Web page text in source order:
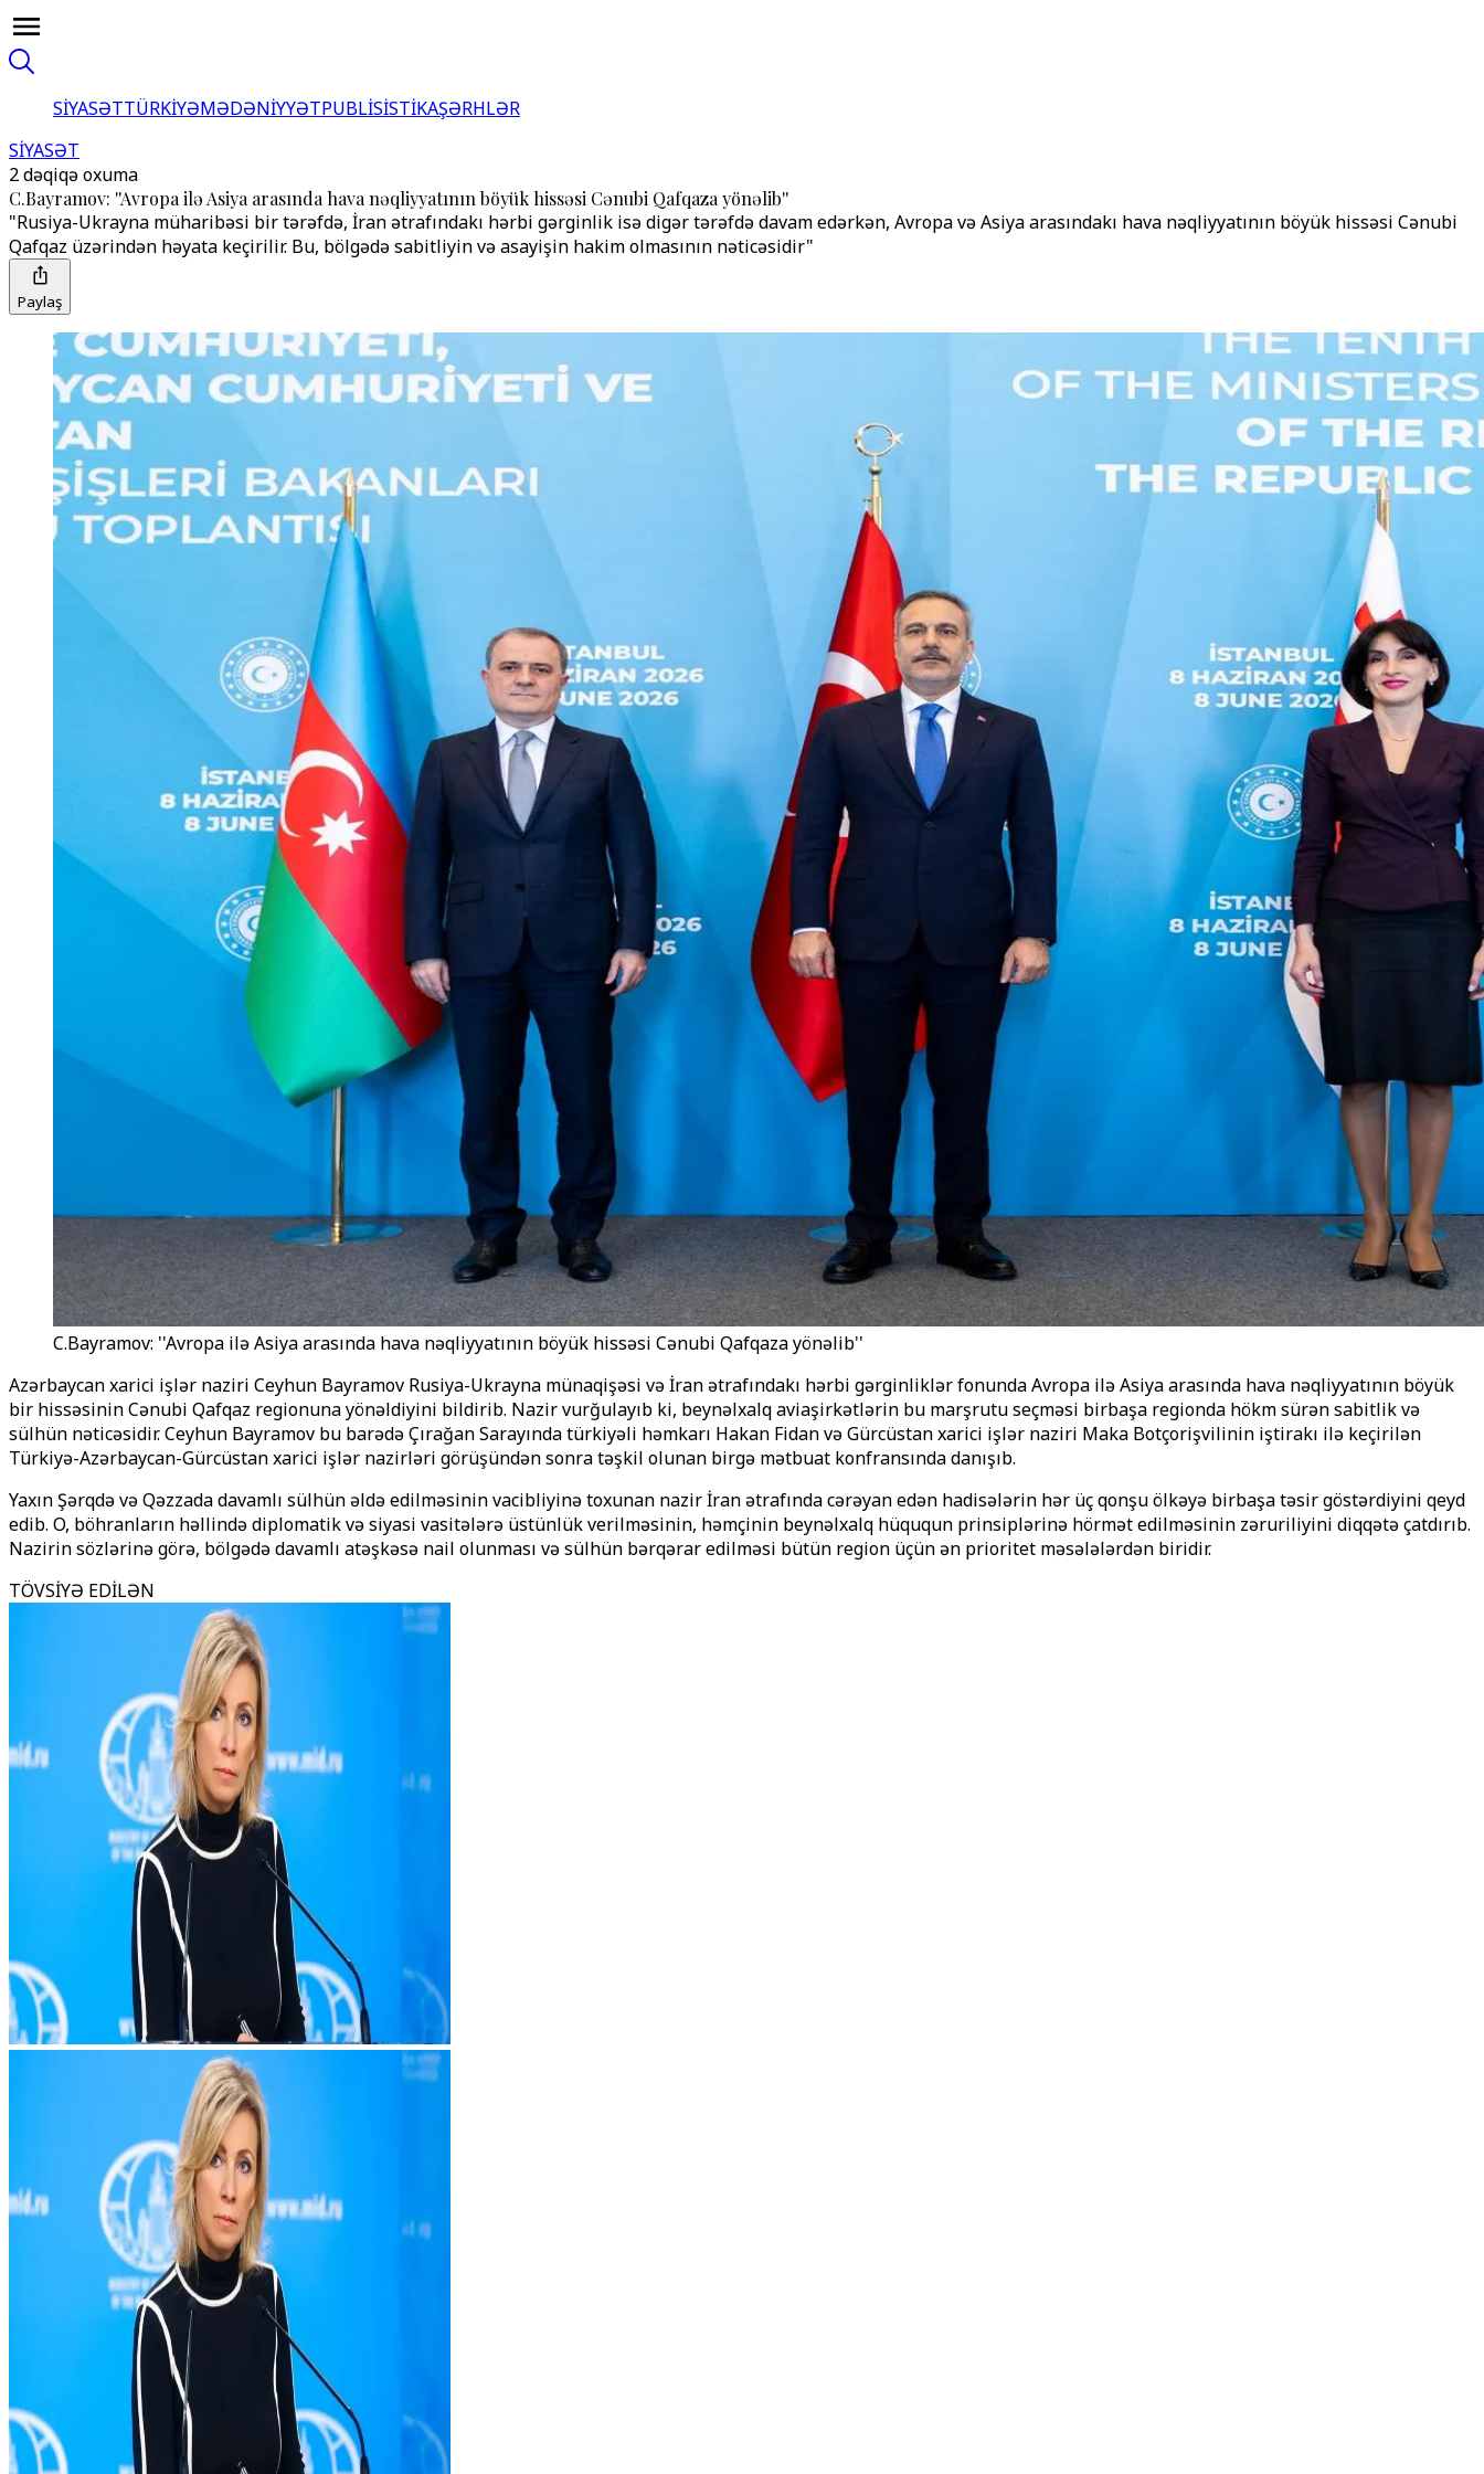
SİYASƏTTÜRKİYƏMƏDƏNİYYƏTPUBLİSİSTİKAŞƏRHLƏR
SİYASƏT
2 dəqiqə oxuma
C.Bayramov: ''Avropa ilə Asiya arasında hava nəqliyyatının böyük hissəsi Cənubi Qafqaza yönəlib''
"Rusiya-Ukrayna müharibəsi bir tərəfdə, İran ətrafındakı hərbi gərginlik isə digər tərəfdə davam edərkən, Avropa və Asiya arasındakı hava nəqliyyatının böyük hissəsi Cənubi
Qafqaz üzərindən həyata keçirilir. Bu, bölgədə sabitliyin və asayişin hakim olmasının nəticəsidir"
Paylaş
C.Bayramov: ''Avropa ilə Asiya arasında hava nəqliyyatının böyük hissəsi Cənubi Qafqaza yönəlib''
Azərbaycan xarici işlər naziri Ceyhun Bayramov Rusiya-Ukrayna münaqişəsi və İran ətrafındakı hərbi gərginliklər fonunda Avropa ilə Asiya arasında hava nəqliyyatının böyük
bir hissəsinin Cənubi Qafqaz regionuna yönəldiyini bildirib. Nazir vurğulayıb ki, beynəlxalq aviaşirkətlərin bu marşrutu seçməsi birbaşa regionda hökm sürən sabitlik və
sülhün nəticəsidir. Ceyhun Bayramov bu barədə Çırağan Sarayında türkiyəli həmkarı Hakan Fidan və Gürcüstan xarici işlər naziri Maka Botçorişvilinin iştirakı ilə keçirilən
Türkiyə-Azərbaycan-Gürcüstan xarici işlər nazirləri görüşündən sonra təşkil olunan birgə mətbuat konfransında danışıb.
Yaxın Şərqdə və Qəzzada davamlı sülhün əldə edilməsinin vacibliyinə toxunan nazir İran ətrafında cərəyan edən hadisələrin hər üç qonşu ölkəyə birbaşa təsir göstərdiyini qeyd
edib. O, böhranların həllində diplomatik və siyasi vasitələrə üstünlük verilməsinin, həmçinin beynəlxalq hüququn prinsiplərinə hörmət edilməsinin zəruriliyini diqqətə çatdırıb.
Nazirin sözlərinə görə, bölgədə davamlı atəşkəsə nail olunması və sülhün bərqərar edilməsi bütün region üçün ən prioritet məsələlərdən biridir.
TÖVSİYƏ EDİLƏN